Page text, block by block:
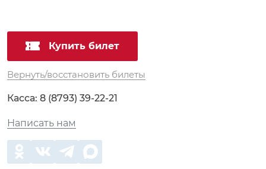
Купить билет
Вернуть/восстановить билеты
Касса: 8 (8793) 39-22-21
Написать нам